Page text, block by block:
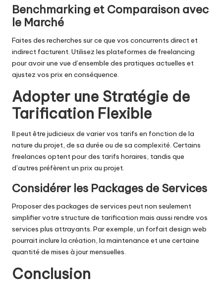
Benchmarking et Comparaison avec
le Marché
Faites des recherches sur ce que vos concurrents direct et
indirect facturent. Utilisez les plateformes de freelancing
pour avoir une vue d’ensemble des pratiques actuelles et
ajustez vos prix en conséquence.
Adopter une Stratégie de
Tarification Flexible
Il peut être judicieux de varier vos tarifs en fonction de la
nature du projet, de sa durée ou de sa complexité. Certains
freelances optent pour des tarifs horaires, tandis que
d’autres préfèrent un prix au projet.
Considérer les Packages de Services
Proposer des packages de services peut non seulement
simplifier votre structure de tarification mais aussi rendre vos
services plus attrayants. Par exemple, un forfait design web
pourrait inclure la création, la maintenance et une certaine
quantité de mises à jour mensuelles.
Conclusion